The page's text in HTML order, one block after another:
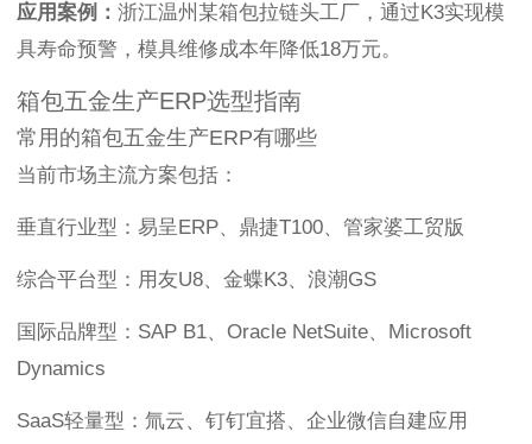
应用案例： 浙江温州某箱包拉链头工厂，通过K3实现模
具寿命预警，模具维修成本年降低18万元。
箱包五金生产ERP选型指南
常用的箱包五金生产ERP有哪些
当前市场主流方案包括：
垂直行业型：易呈ERP、鼎捷T100、管家婆工贸版
综合平台型：用友U8、金蝶K3、浪潮GS
国际品牌型：SAP B1、Oracle NetSuite、Microsoft
Dynamics
SaaS轻量型：氚云、钉钉宜搭、企业微信自建应用